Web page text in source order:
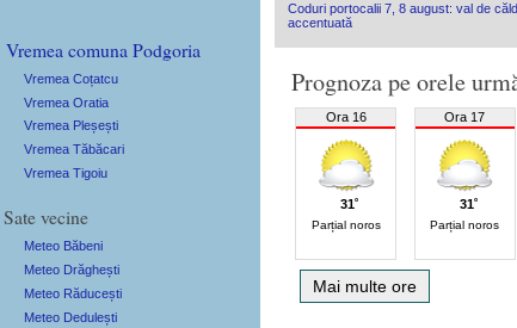
Coduri portocalii 7, 8 august: val de
accentuată
Prognoza pe orele
Ora 16
31˚
Parțial noros
Ora 17
31˚
Parțial noros
Mai multe ore
Vremea comuna Podgoria
Vremea Coțatcu
Vremea Oratia
Vremea Pleșești
Vremea Tăbăcari
Vremea Tigoiu
Sate vecine
Meteo Băbeni
Meteo Drăghești
Meteo Răducești
Meteo Dedulești